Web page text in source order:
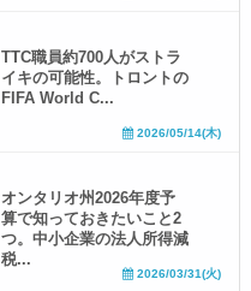
TTC職員約700人がストラ
イキの可能性。トロントの
FIFA World C...
2026/05/14(木)
オンタリオ州2026年度予
算で知っておきたいこと2
つ。中小企業の法人所得減
税...
2026/03/31(火)